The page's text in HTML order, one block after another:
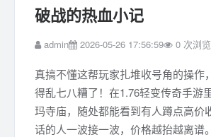
破战的热血小记
admin 2026-05-26 17:56:59 0 次浏览
真搞不懂这帮玩家扎堆收号角的操作
得乱七八糟了！在1.76轻变传奇手游
玛寺庙，随处都能看到有人蹲点高价
话的人一波接一波，价格越抬越离谱